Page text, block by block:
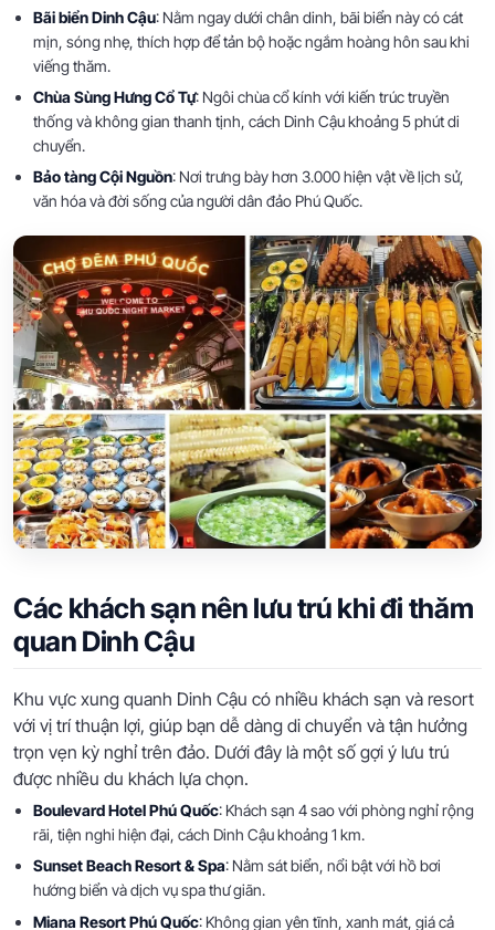
Bãi biển Dinh Cậu: Nằm ngay dưới chân dinh, bãi biển này có cát
mịn, sóng nhẹ, thích hợp để tản bộ hoặc ngắm hoàng hôn sau khi
viếng thăm.
Chùa Sùng Hưng Cổ Tự: Ngôi chùa cổ kính với kiến trúc truyền
thống và không gian thanh tịnh, cách Dinh Cậu khoảng 5 phút di
chuyển.
Bảo tàng Cội Nguồn: Nơi trưng bày hơn 3.000 hiện vật về lịch sử,
văn hóa và đời sống của người dân đảo Phú Quốc.
Các khách sạn nên lưu trú khi đi thăm
quan Dinh Cậu
Khu vực xung quanh Dinh Cậu có nhiều khách sạn và resort
với vị trí thuận lợi, giúp bạn dễ dàng di chuyển và tận hưởng
trọn vẹn kỳ nghỉ trên đảo. Dưới đây là một số gợi ý lưu trú
được nhiều du khách lựa chọn.
Boulevard Hotel Phú Quốc: Khách sạn 4 sao với phòng nghỉ rộng
rãi, tiện nghi hiện đại, cách Dinh Cậu khoảng 1 km.
Sunset Beach Resort & Spa: Nằm sát biển, nổi bật với hồ bơi
hướng biển và dịch vụ spa thư giãn.
Miana Resort Phú Quốc: Không gian yên tĩnh, xanh mát, giá cả